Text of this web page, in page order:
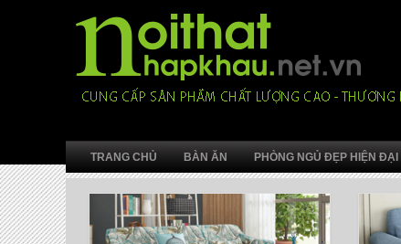
TRANG CHỦ BÀN ĂN PHÒNG NGỦ ĐẸP HIỆN ĐẠI